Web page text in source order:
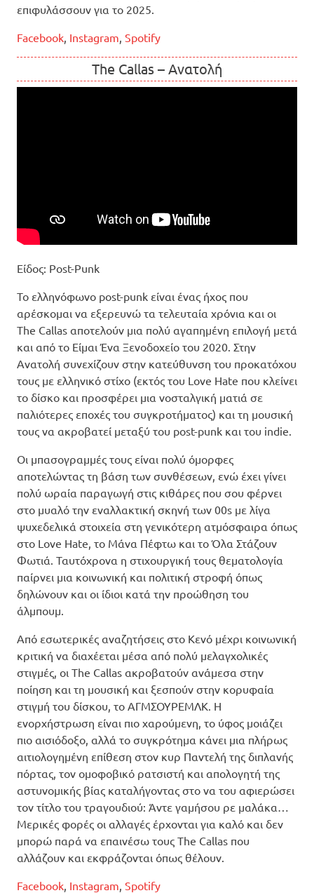
επιφυλάσσουν για το 2025.
Facebook Instagram Spotify
The Callas – Ανατολή
Είδος: Post-Punk
Το ελληνόφωνο post-punk είναι ένας ήχος που
αρέσκομαι να εξερευνώ τα τελευταία χρόνια και οι
The Callas αποτελούν μια πολύ αγαπημένη επιλογή μετά
και από το Είμαι Ένα Ξενοδοχείο του 2020. Στην
Ανατολή συνεχίζουν στην κατεύθυνση του προκατόχου
τους με ελληνικό στίχο (εκτός του Love Hate που κλείνει
το δίσκο και προσφέρει μια νοσταλγική ματιά σε
παλιότερες εποχές του συγκροτήματος) και τη μουσική
τους να ακροβατεί μεταξύ του post-punk και του indie.
Οι μπασογραμμές τους είναι πολύ όμορφες
αποτελώντας τη βάση των συνθέσεων, ενώ έχει γίνει
πολύ ωραία παραγωγή στις κιθάρες που σου φέρνει
στο μυαλό την εναλλακτική σκηνή των 00s με λίγα
ψυχεδελικά στοιχεία στη γενικότερη ατμόσφαιρα όπως
στο Love Hate, το Μάνα Πέφτω και το Όλα Στάζουν
Φωτιά. Ταυτόχρονα η στιχουργική τους θεματολογία
παίρνει μια κοινωνική και πολιτική στροφή όπως
δηλώνουν και οι ίδιοι κατά την προώθηση του
άλμπουμ.
Από εσωτερικές αναζητήσεις στο Κενό μέχρι κοινωνική
κριτική να διαχέεται μέσα από πολύ μελαγχολικές
στιγμές, οι The Callas ακροβατούν ανάμεσα στην
ποίηση και τη μουσική και ξεσπούν στην κορυφαία
στιγμή του δίσκου, το ΑΓΜΣΟΥΡΕΜΛΚ. Η
ενορχήστρωση είναι πιο χαρούμενη, το ύφος μοιάζει
πιο αισιόδοξο, αλλά το συγκρότημα κάνει μια πλήρως
αιτιολογημένη επίθεση στον κυρ Παντελή της διπλανής
πόρτας, τον ομοφοβικό ρατσιστή και απολογητή της
αστυνομικής βίας καταλήγοντας στο να του αφιερώσει
τον τίτλο του τραγουδιού: Άντε γαμήσου ρε μαλάκα…
Μερικές φορές οι αλλαγές έρχονται για καλό και δεν
μπορώ παρά να επαινέσω τους The Callas που
αλλάζουν και εκφράζονται όπως θέλουν.
Facebook Instagram Spotify